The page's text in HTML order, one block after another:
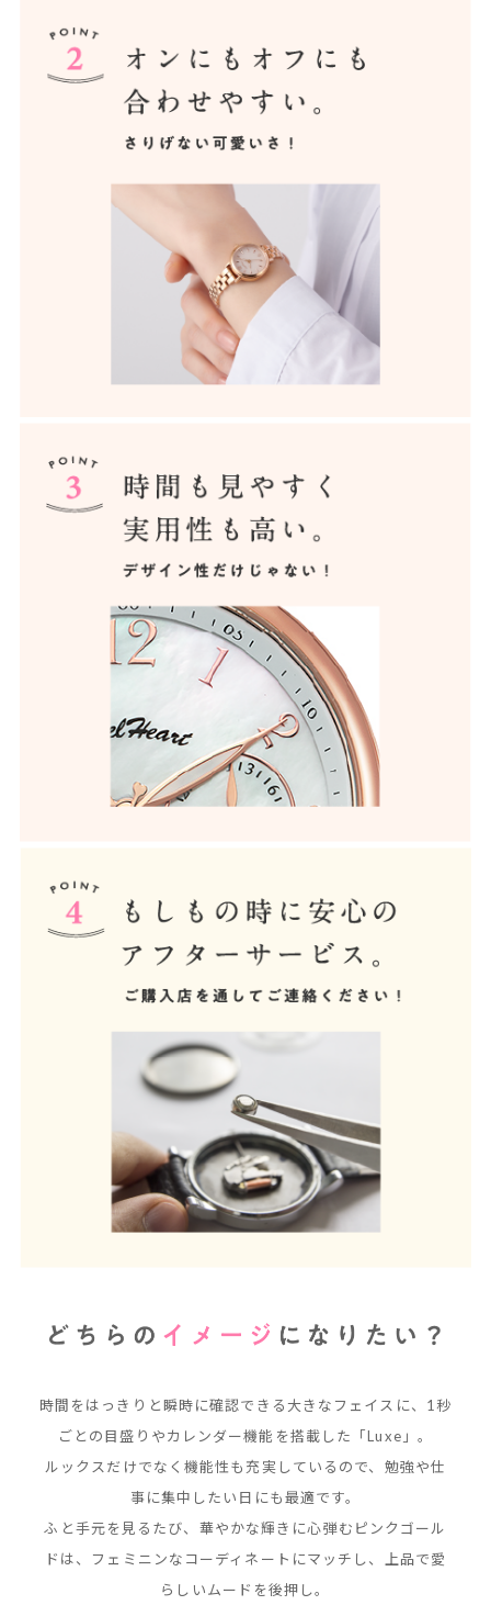
時間をはっきりと瞬時に確認できる大きなフェイスに、 1秒
ごとの目盛りやカレンダー機能を搭載した「Luxe」。
ルックスだけでなく機能性も充実しているので、勉強や仕
事に集中したい日にも最適です。
ふと手元を見るたび、華やかな輝きに心弾むピンクゴール
ドは、
フェミニンなコーディネートにマッチし、上品で愛
らしいムードを後押し。